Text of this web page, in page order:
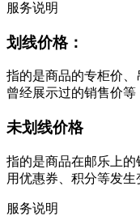
服务说明
划线价格：
指的是商品的专柜价
曾经展示过的销售价等
未划线价格
指的是商品在邮乐上
用优惠券、积分等发生
服务说明